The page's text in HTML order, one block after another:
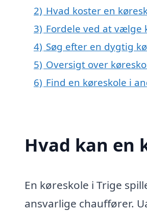
2) Hvad koster en
3) Fordele ved at vælge
4) Søg efter en dygtig
5) Oversigt over
6) Find en køreskole i
Hvad kan en
En køreskole i Trige
ansvarlige chauffører.